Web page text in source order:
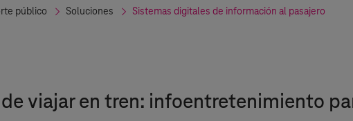
público Soluciones Sistemas digitales de información al pasajero
viajar en tren: infoentretenimiento